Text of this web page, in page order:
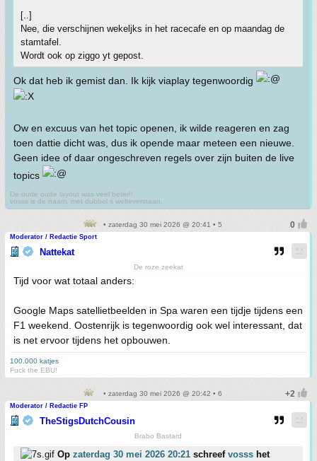
[..]
Nee, die verschijnen wekeljks in het racecafe en op maandag de
stamtafel.
Wordt ook op ziggo yt gepost.
Ok dat heb ik gemist dan. Ik kijk viaplay tegenwoordig
Ow en excuus van het topic openen, ik wilde reageren en zag
toen dattie dicht was, dus ik opende maar meteen een nieuwe.
Geen idee of daar ongeschreven regels over zijn buiten de live
topics
De oude oude layout was veel beter!!
vosss is de naam, met dubbel s welteverstaan.
• zaterdag 30 mei 2026 @ 20:41 • 5
Moderator / Redactie Sport
Nattekat
De roze zeekat
Tijd voor wat totaal anders:
Google Maps satellietbeelden in Spa waren een tijdje tijdens een
F1 weekend. Oostenrijk is tegenwoordig ook wel interessant, dat
is net ervoor tijdens het opbouwen.
100.000 katjes
Fuck the EBU!
• zaterdag 30 mei 2026 @ 20:42 • 6
Moderator / Redactie FP
TheStigsDutchCousin
Brabo Bastard
Op zaterdag 30 mei 2026 20:21 schreef vosss het